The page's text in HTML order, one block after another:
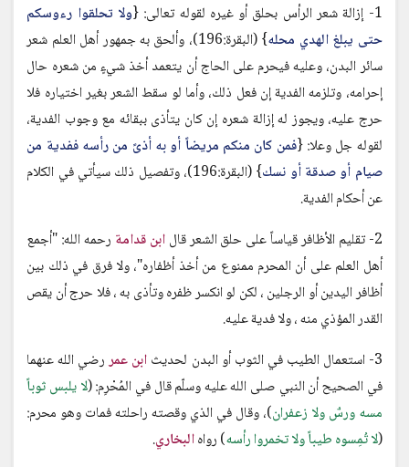
1- إزالة شعر الرأس بحلق أو غيره لقوله تعالى: {
ولا تحلقوا رءوسكم
حتى يبلغ الهدي محله
} (البقرة:196)، وألحق به جمهور أهل العلم شعر
سائر البدن، وعليه فيحرم على الحاج أن يتعمد أخذ شيءٍ من شعره حال
إحرامه، وتلزمه الفدية إن فعل ذلك، وأما لو سقط الشعر بغير اختياره فلا
حرج عليه، ويجوز له إزالة شعره إن كان يتأذى ببقائه مع وجوب الفدية،
لقوله جل وعلا: {فمن كان منكم مريضاً أو به أذىً من رأسه ففدية من
صيام أو صدقة أو نسك
} (البقرة:196)، وتفصيل ذلك سيأتي في الكلام
عن أحكام الفدية.
2- تقليم الأظافر قياساً على حلق الشعر قال
ابن قدامة رحمه الله: "أجمع
أهل العلم على أن المحرم ممنوع من أخذ أظفاره"، ولا فرق في ذلك بين
أظافر اليدين أو الرجلين ، لكن لو انكسر ظفره وتأذى به ، فلا حرج أن يقص
القدر المؤذي منه ، ولا فدية عليه.
3- استعمال الطيب في الثوب أو البدن لحديث
ابن عمررضي الله عنهما
في الصحيح أن النبي صلى الله عليه وسلّم قال في المُحْرِم: (لا يلبس ثوباً
مسه ورسٌ ولا زعفران)، وقال في الذي وقصته راحلته فمات وهو محرم:
(لا تُمِسوه طيباً ولا تخمروا رأسه) رواهالبخاري.